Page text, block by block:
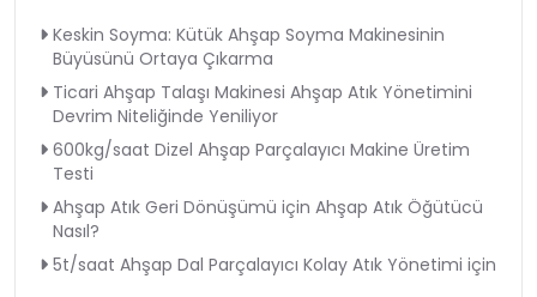
Keskin Soyma: Kütük Ahşap Soyma Makinesinin
Büyüsünü Ortaya Çıkarma
Ticari Ahşap Talaşı Makinesi Ahşap Atık Yönetimini
Devrim Niteliğinde Yeniliyor
600kg/saat Dizel Ahşap Parçalayıcı Makine Üretim
Testi
Ahşap Atık Geri Dönüşümü için Ahşap Atık Öğütücü
Nasıl?
5t/saat Ahşap Dal Parçalayıcı Kolay Atık Yönetimi için